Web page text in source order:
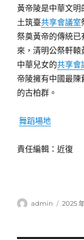
黃帝陵是中華文明
土筑臺共享會議室
祭奠黃帝的傳統
來，清明公祭軒
中華兒女的共享會
帝陵擁有中國最
的古柏群。
舞蹈場地
責任編輯：近復
作
admin
發
2025